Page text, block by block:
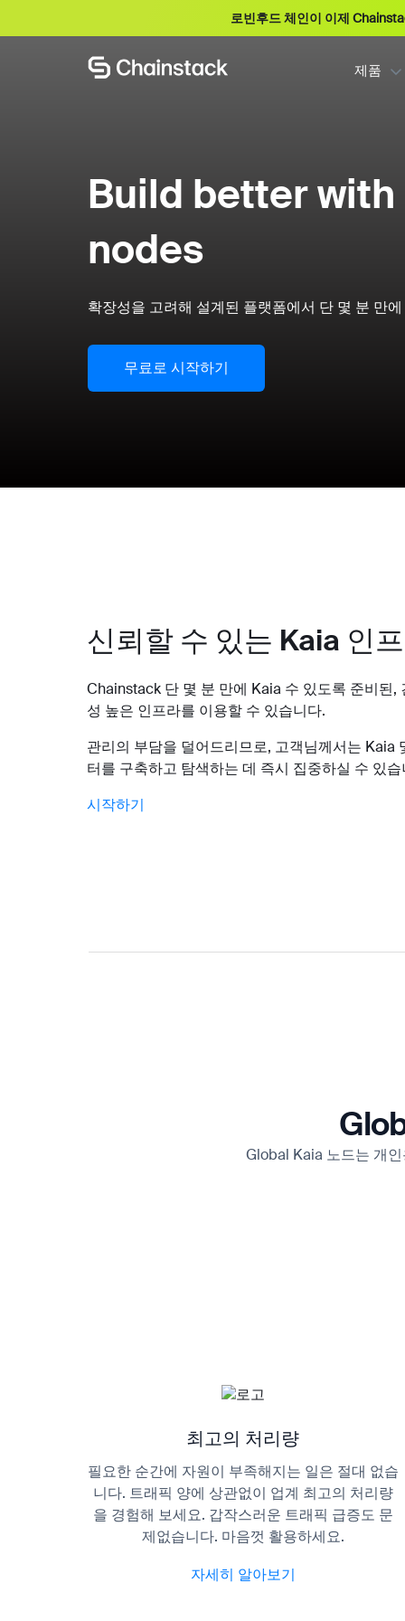
로빈후드 체인이 이제
제품
Build better with
nodes
확장성을 고려해 설계된 플랫폼에서 단 몇 분 만
무료로 시작하기
신뢰할 수 있는 Kaia 인
Chainstack 단 몇 분 만에 Kaia 수 있도록 준비된,
성 높은 인프라를 이용할 수 있습니다.
관리의 부담을 덜어드리므로, 고객님께서는 Kaia
터를 구축하고 탐색하는 데 즉시 집중하실 수 있
시작하기
Global Kaia 노드는 개
최고의 처리량
필요한 순간에 자원이 부족해지는 일은 절대 없습
니다. 트래픽 양에 상관없이 업계 최고의 처리량
을 경험해 보세요. 갑작스러운 트래픽 급증도 문
제없습니다. 마음껏 활용하세요.
자세히 알아보기